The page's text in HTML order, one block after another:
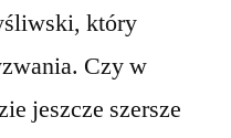
który
Czy w
jeszcze szersze